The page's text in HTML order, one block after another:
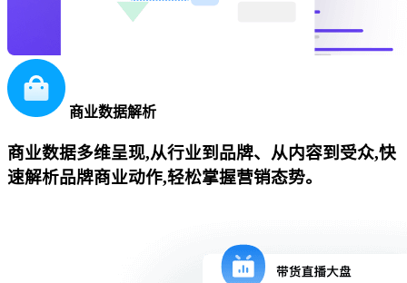
商业数据解析
商业数据多维呈现,从行业到品牌、从内容到受众,快
速解析品牌商业动作,轻松掌握营销态势。